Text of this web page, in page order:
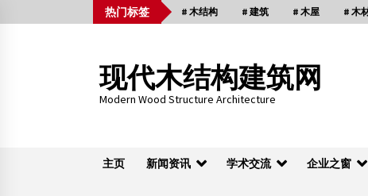
to
热门标签 # 木结构 # 建筑 # 木屋 # 木
现代木结构建筑网
Modern Wood Structure Architecture
主页 新闻资讯 学术交流 企业之窗